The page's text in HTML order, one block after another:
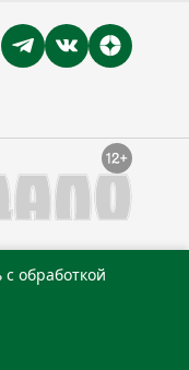
обработкой